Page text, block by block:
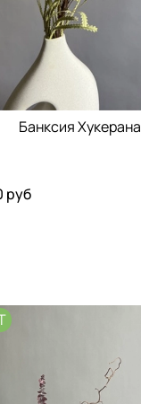
Банксия Хукерана
руб